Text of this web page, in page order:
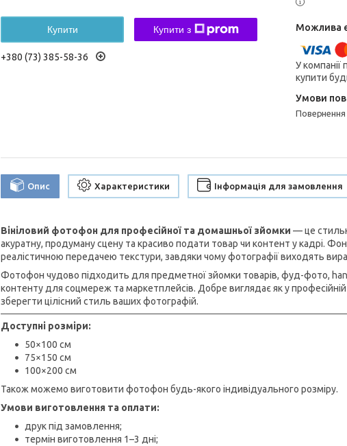
Купити Купити з
+380 (73) 385-58-36
У
купити
Опис Характеристики Інформація для замовлення
Вініловий фотофон для професійної та домашньої зйомки — це
акуратну, продуману сцену та красиво подати товар чи контент у кадрі.
реалістичною передачею текстури, завдяки чому фотографії виходять
Фотофон чудово підходить для предметної зйомки товарів, фуд-фото,
контенту для соцмереж та маркетплейсів. Добре виглядає як у
зберегти цілісний стиль ваших фотографій.
Доступні розміри:
50×100 см
75×150 см
100×200 см
Також можемо виготовити фотофон будь-якого індивідуального розміру.
Умови виготовлення та оплати:
друк під замовлення;
термін виготовлення 1–3 дні;